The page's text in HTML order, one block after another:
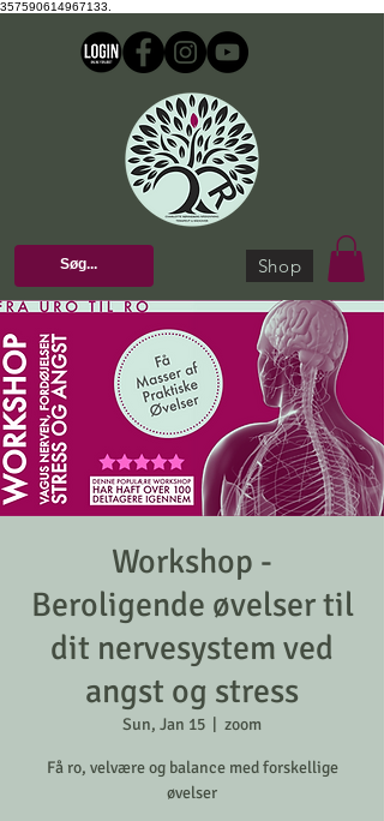
357590614967133.
Shop
Workshop -
Beroligende øvelser til
dit nervesystem ved
angst og stress
Sun, Jan 15 zoom
Få ro, velvære og balance med forskellige
øvelser